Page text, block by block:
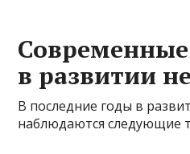
в развитии
В последние годы в
наблюдаются следующие